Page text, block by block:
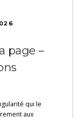
page –
qui le
aux